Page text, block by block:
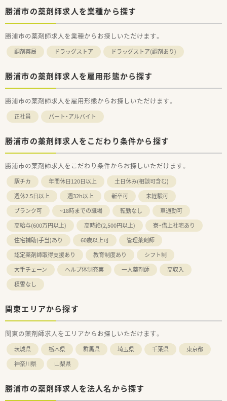
勝浦市の薬剤師求人を業種から探す
勝浦市の薬剤師求人を業種からお探しいただけます。
調剤薬局 ドラッグストア ドラッグストア(調剤あり)
勝浦市の薬剤師求人を雇用形態から探す
勝浦市の薬剤師求人を雇用形態からお探しいただけます。
正社員 パート・アルバイト
勝浦市の薬剤師求人をこだわり条件から探す
勝浦市の薬剤師求人をこだわり条件からお探しいただけます。
駅チカ 年間休日120日以上
土日休み(相談可含む)
週休2.5日以上
週32h以上 新卒可
未経験可
ブランク可
~18時までの職場 転勤なし
車通勤可
高給与(600万円以上)
高時給(2,500円以上)
寮・借上社宅あり
住宅補助(手当)あり
60歳以上可
管理薬剤師
認定薬剤師取得支援あり
教育制度あり
シフト制
大手チェーン
ヘルプ体制充実 一人薬剤師
高収入
積雪なし
関東エリアから探す
関東の薬剤師求人をエリアからお探しいただけます。
茨城県 栃木県 群馬県 埼玉県 千葉県
東京都
神奈川県
山梨県
勝浦市の薬剤師求人を法人名から探す